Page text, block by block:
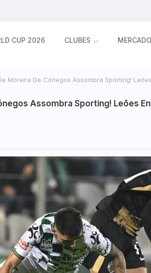
CUP 2026 CLUBES
Moreira De Cónegos Assombra Sporting!
Assombra Sporting! Leões